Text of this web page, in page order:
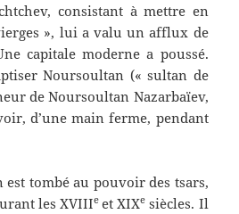
consistant à mettre en
», lui a valu un afflux de
capitale moderne a poussé.
Noursoultan (« sultan de
de Noursoultan Nazarbaïev,
d’une main ferme, pendant
tombé au pouvoir des tsars,
les XVIIIe et XIXe siècles. Il